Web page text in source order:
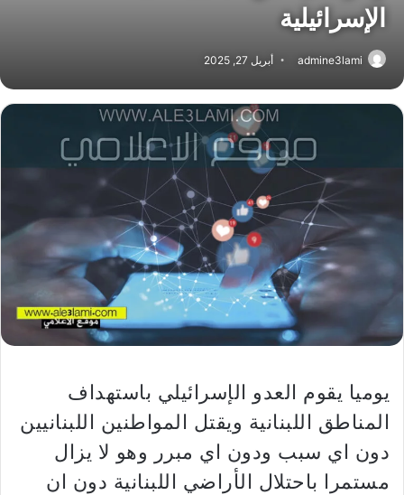
الإسرائيلية
admine3lami أبريل 27, 2025
يوميا يقوم العدو الإسرائيلي باستهداف
المناطق اللبنانية ويقتل المواطنين اللبنانيين
دون اي سبب ودون اي مبرر وهو لا يزال
مستمرا باحتلال الأراضي اللبنانية دون ان